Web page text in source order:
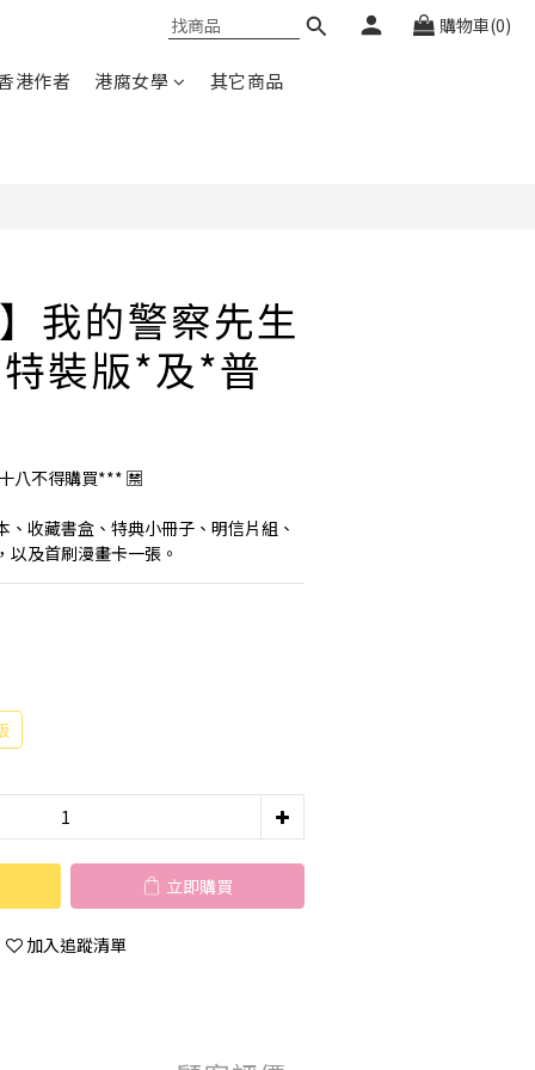
購物車(0)
港作者 港腐女學 其它商品
我的警察先生
裝版*及*普
八不得購買*** 🈲
、收藏書盒、特典小冊子、明信片組、
及首刷漫畫卡一張。
立即購買
加入追蹤清單
立即購買